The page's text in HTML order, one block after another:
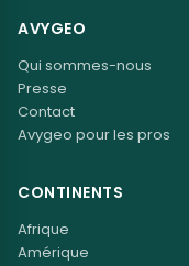
AVYGEO
Qui sommes-nous
Presse
Contact
Avygeo pour les pros
CONTINENTS
Afrique
Amérique